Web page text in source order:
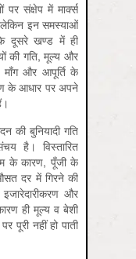
संक्षेप में मार्क्स
लेकिन इन समस्याओं
के दूसरे खण्ड में ही
की गति, मूल्य और
माँग और आपूर्ति के
के आधार पर अपने
की बुनियादी गति
है। विस्तारित
के कारण, पूँजी के
दर में गिरने की
और
ही मूल्य व बेशी
पूरी नहीं हो पाती